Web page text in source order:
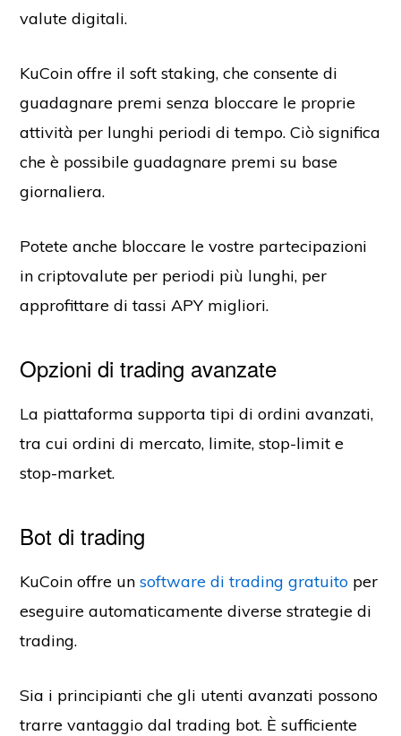
valute digitali.
KuCoin offre il soft staking, che consente di
guadagnare premi senza bloccare le proprie
attività per lunghi periodi di tempo. Ciò significa
che è possibile guadagnare premi su base
giornaliera.
Potete anche bloccare le vostre partecipazioni
in criptovalute per periodi più lunghi, per
approfittare di tassi APY migliori.
Opzioni di trading avanzate
La piattaforma supporta tipi di ordini avanzati,
tra cui ordini di mercato, limite, stop-limit e
stop-market.
Bot di trading
KuCoin offre unsoftware di trading gratuito per
eseguire automaticamente diverse strategie di
trading.
Sia i principianti che gli utenti avanzati possono
trarre vantaggio dal trading bot. È sufficiente